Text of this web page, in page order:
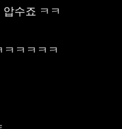
수죠 ㅋㅋ
ㅋㅋㅋㅋㅋ